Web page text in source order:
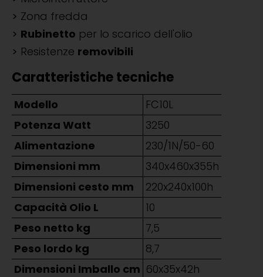
Zona fredda
Rubinetto per lo scarico dell'olio
Resistenze removibili
Caratteristiche tecniche
Modello
FC10L
Potenza Watt
3250
Alimentazione
230/1N/50-60
Dimensioni mm
340x460x355h
Dimensioni cesto mm
220x240x100h
Capacità Olio L
10
Peso netto kg
7,5
Peso lordo kg
8,7
Dimensioni Imballo cm 60x35x42h